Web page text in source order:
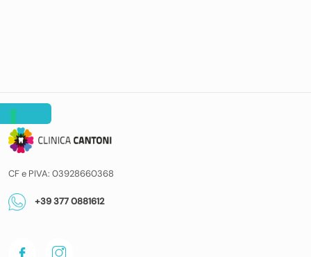
CF e PIVA: 03928660368
+39 377 0881612